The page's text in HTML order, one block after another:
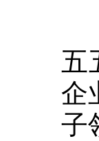
五
企
子